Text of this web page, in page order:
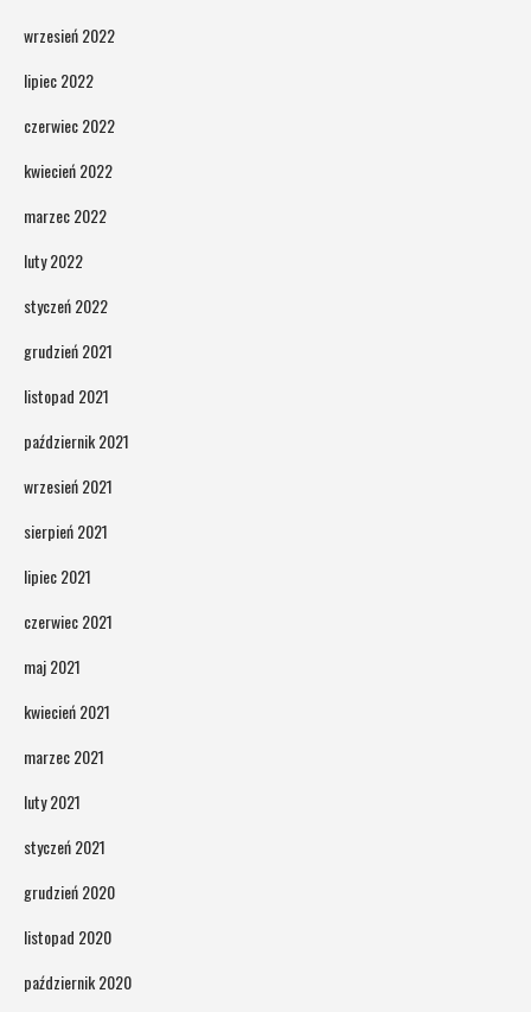
wrzesień 2022
lipiec 2022
czerwiec 2022
kwiecień 2022
marzec 2022
luty 2022
styczeń 2022
grudzień 2021
listopad 2021
październik 2021
wrzesień 2021
sierpień 2021
lipiec 2021
czerwiec 2021
maj 2021
kwiecień 2021
marzec 2021
luty 2021
styczeń 2021
grudzień 2020
listopad 2020
październik 2020